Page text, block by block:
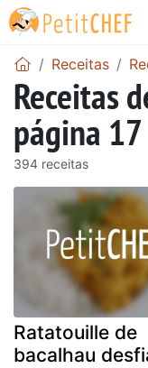
Receitas
Receitas
página 17
394 receitas
Ratatouille de
bacalhau